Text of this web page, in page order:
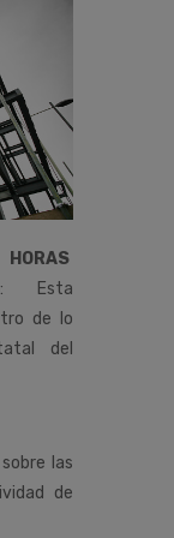
:
Esta
de
lo
del
las
de